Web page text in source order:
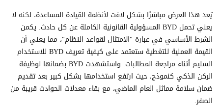
يُعد هذا العرض مباشرًا بشكل لافت لأنظمة القيادة المساعدة، لكنه لا
يعني تحمل BYD المسؤولية القانونية الكاملة عن كل حادث. يكمن
الشرط الأساسي في عبارة "الامتثال لقواعد النظام"، مما يعني أن
القيمة العملية للتغطية ستعتمد على كيفية تعريف BYD للاستخدام
السليم أثناء مراجعة المطالبات. واستشهدت BYD بضمانها لوظيفة
الركن الذكي كنموذج، حيث ارتفع استخدامها بشكل كبير بعد تقديم
ضمان سلامة مماثل العام الماضي، مع بقاء معدلات الحوادث قريبة من
الصفر.